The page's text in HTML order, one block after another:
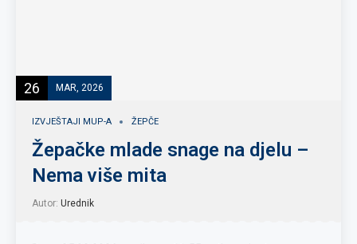
26 MAR, 2026
IZVJEŠTAJI MUP-A ŽEPČE
Žepačke mlade snage na djelu –
Nema više mita
Autor: Urednik